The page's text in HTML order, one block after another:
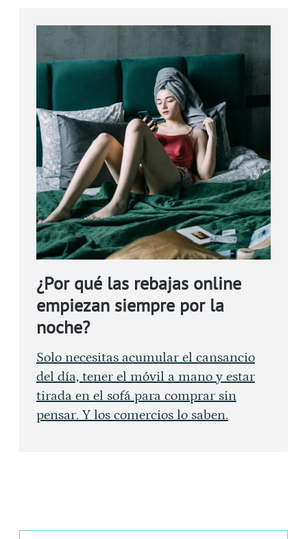
¿Por qué las rebajas online
empiezan siempre por la
noche?
Solo necesitas acumular el cansancio
del día, tener el móvil a mano y estar
tirada en el sofá para comprar sin
pensar. Y los comercios lo saben.